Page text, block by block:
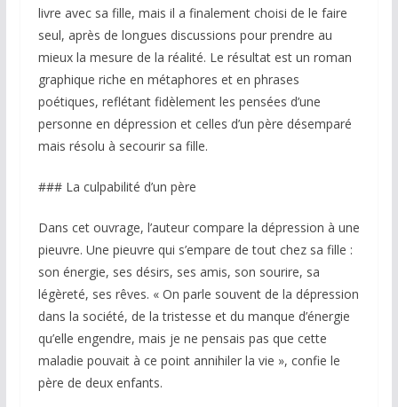
livre avec sa fille, mais il a finalement choisi de le faire
seul, après de longues discussions pour prendre au
mieux la mesure de la réalité. Le résultat est un roman
graphique riche en métaphores et en phrases
poétiques, reflétant fidèlement les pensées d’une
personne en dépression et celles d’un père désemparé
mais résolu à secourir sa fille.
### La culpabilité d’un père
Dans cet ouvrage, l’auteur compare la dépression à une
pieuvre. Une pieuvre qui s’empare de tout chez sa fille :
son énergie, ses désirs, ses amis, son sourire, sa
légèreté, ses rêves. « On parle souvent de la dépression
dans la société, de la tristesse et du manque d’énergie
qu’elle engendre, mais je ne pensais pas que cette
maladie pouvait à ce point annihiler la vie », confie le
père de deux enfants.